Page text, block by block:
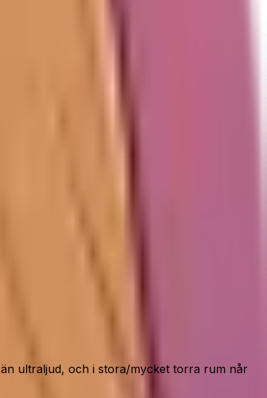
ultraljud, och i stora/mycket torra rum når